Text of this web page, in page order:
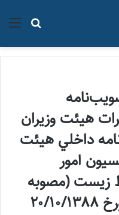
جستجو
بند (۱) تصويب‌نامه
هيئت وزيران
(۲۲) آيين‌نامه داخلي هيئت
امور
زيست (مصوبه
۲۰۵۸۵۵/ت۴۳۵۹۹هـ مورخ ۲۰/۱۰/۱۳۸۸